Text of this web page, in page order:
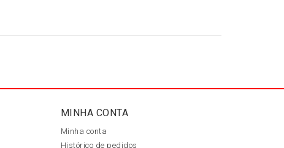
MINHA CONTA
Minha conta
Histórico de pedidos